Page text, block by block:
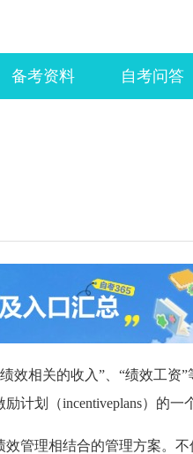
备考资料 自考问答
效相关的收入”、“绩效工资
计划（incentiveplans）的一
管理相结合的管理方案。